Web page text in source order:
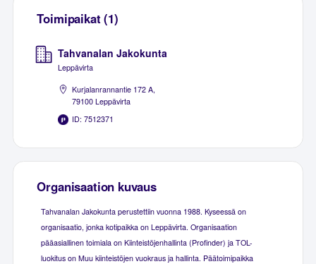
Toimipaikat (1)
Tahvanalan Jakokunta
Leppävirta
Kurjalanrannantie 172 A,
79100 Leppävirta
ID: 7512371
Organisaation kuvaus
Tahvanalan Jakokunta perustettiin vuonna 1988. Kyseessä on
organisaatio, jonka kotipaikka on Leppävirta. Organisaation
pääasiallinen toimiala on Kiinteistöjenhallinta (Profinder) ja TOL-
luokitus on Muu kiinteistöjen vuokraus ja hallinta. Päätoimipaikka